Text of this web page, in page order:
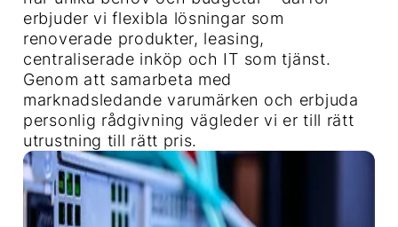
erbjuder vi flexibla lösningar som
renoverade produkter, leasing,
centraliserade inköp och IT som tjänst.
Genom att samarbeta med
marknadsledande varumärken och erbjuda
personlig rådgivning vägleder vi er till rätt
utrustning till rätt pris.